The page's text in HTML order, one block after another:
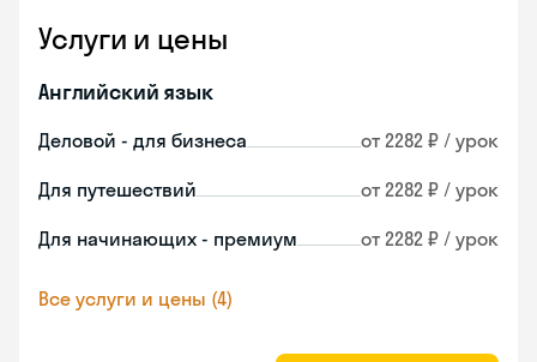
Услуги и цены
Английский язык
Деловой - для бизнеса от 2282 ₽ / урок
Для путешествий от 2282 ₽ / урок
Для начинающих - премиум от 2282 ₽ / урок
Все услуги и цены (4)